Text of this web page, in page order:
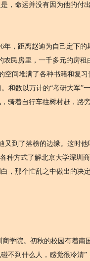
，命运并没有因为他的付
，距离赵迪为自己定下的
民房里，一千多元的房租
间堆满了各种书籍和复
和数以万计的“考研大军”
骑着自行车往树村赶，路
到了落榜的边缘。这时他
种方式了解北京大学深圳
，那个忙乱之中做出的决
院。初秋的校园有着南
不到什么人，感觉很冷清”